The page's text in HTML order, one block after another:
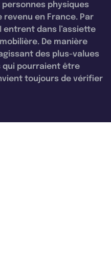
physiques
revenu en France. Par
entrent dans l’assiette
De manière
des plus-values
qui pourraient être
toujours de vérifier